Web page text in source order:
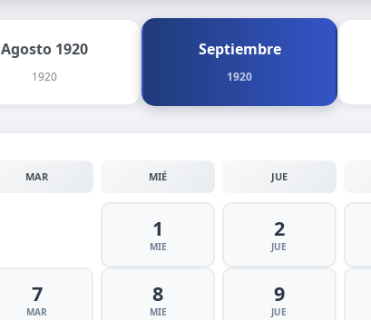
Agosto 1920
1920
Septiembre
1920
MAR MIÉ JUE
1
MIE
2
JUE
7
MAR
8
MIE
9
JUE